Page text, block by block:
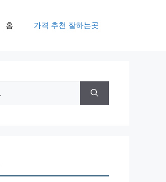
홈 가격 추천 잘하는곳